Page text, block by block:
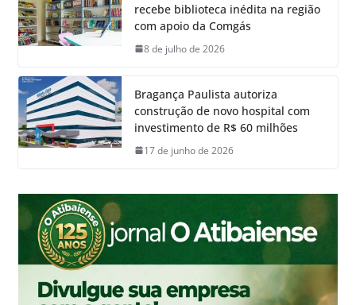
recebe biblioteca inédita na região
com apoio da Comgás
8 de julho de 2026
Bragança Paulista autoriza
construção de novo hospital com
investimento de R$ 60 milhões
17 de junho de 2026